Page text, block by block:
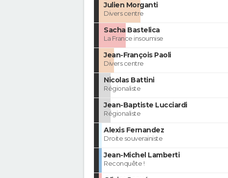
Julien Morganti
Divers centre
Sacha Bastelica
La France insoumise
Jean-François Paoli
Divers centre
Nicolas Battini
Régionaliste
Jean-Baptiste Lucciardi
Régionaliste
Alexis Fernandez
Droite souverainiste
Jean-Michel Lamberti
Reconquête !